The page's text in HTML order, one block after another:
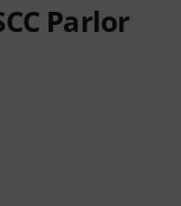
Parlor